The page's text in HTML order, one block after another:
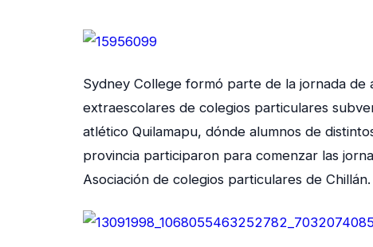
Sydney College formó parte de la jornada de
extraescolares de colegios particulares
atlético Quilamapu, dónde alumnos de
provincia participaron para comenzar las
Asociación de colegios particulares de Chillán.